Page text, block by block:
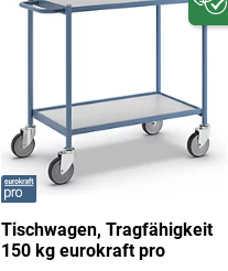
Tischwagen, Tragfähigkeit
150 kg eurokraft pro